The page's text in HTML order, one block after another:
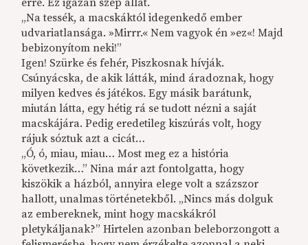
„Na tessék, a macskáktól idegenkedő ember
udvariatlansága. »Mirrr.« Nem vagyok én »ez«! Majd
bebizonyítom neki!”
Igen! Szürke és fehér, Piszkosnak hívják.
Csúnyácska, de akik látták, mind áradoznak, hogy
milyen kedves és játékos. Egy másik barátunk,
miután látta, egy hétig rá se tudott nézni a saját
macskájára. Pedig eredetileg kiszúrás volt, hogy
rájuk sóztuk azt a cicát…
„Ó, ó, miau, miau… Most meg ez a história
következik…” Nina már azt fontolgatta, hogy
kiszökik a házból, annyira elege volt a százszor
hallott, unalmas történetekből. „Nincs más dolguk
az embereknek, mint hogy macskákról
pletykáljanak?” Hirtelen azonban beleborzongott a